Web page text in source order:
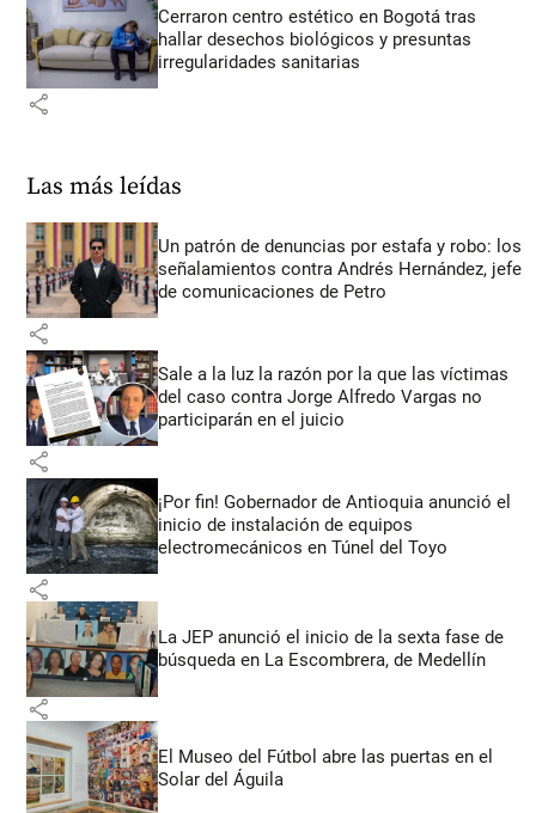
Cerraron centro estético en Bogotá tras
hallar desechos biológicos y presuntas
irregularidades sanitarias
share
Las más leídas
Un patrón de denuncias por estafa y robo: los
señalamientos contra Andrés Hernández, jefe
de comunicaciones de Petro
share
Sale a la luz la razón por la que las víctimas
del caso contra Jorge Alfredo Vargas no
participarán en el juicio
share
¡Por fin! Gobernador de Antioquia anunció el
inicio de instalación de equipos
electromecánicos en Túnel del Toyo
share
La JEP anunció el inicio de la sexta fase de
búsqueda en La Escombrera, de Medellín
share
El Museo del Fútbol abre las puertas en el
Solar del Águila